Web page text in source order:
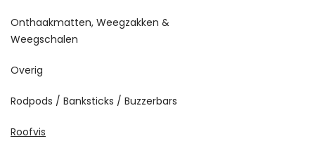
Onthaakmatten, Weegzakken &
Weegschalen
Overig
Rodpods / Banksticks / Buzzerbars
Roofvis